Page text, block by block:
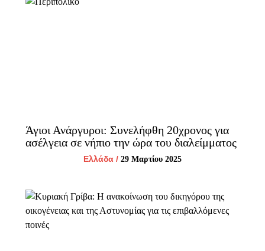
Άγιοι Ανάργυροι: Συνελήφθη 20χρονος για
ασέλγεια σε νήπιο την ώρα του διαλείμματος
Ελλάδα / 29 Μαρτίου 2025